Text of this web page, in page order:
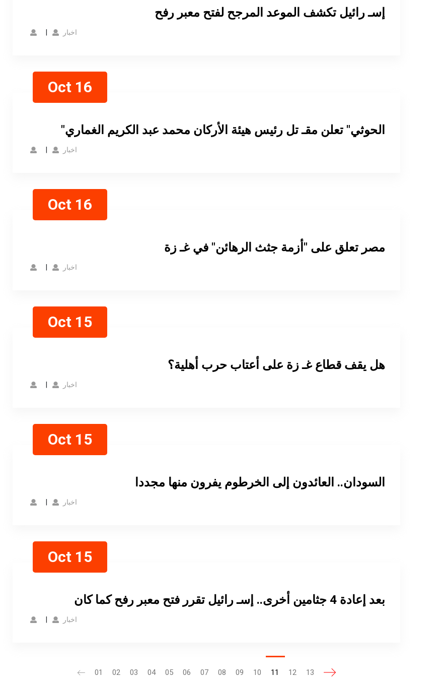
إسـ رائيل تكشف الموعد المرجح لفتح معبر رفح
اخبار
Oct 16
"الحوثي" تعلن مقـ تل رئيس هيئة الأركان محمد عبد الكريم الغماري
اخبار
Oct 16
مصر تعلق على "أزمة جثث الرهائن" في غـ زة
اخبار
Oct 15
هل يقف قطاع غـ زة على أعتاب حرب أهلية؟
اخبار
Oct 15
السودان.. العائدون إلى الخرطوم يفرون منها مجددا
اخبار
Oct 15
بعد إعادة 4 جثامين أخرى.. إسـ رائيل تقرر فتح معبر رفح كما كان
اخبار
01 02 03 04 05 06 07 08 09 10 11 12 13